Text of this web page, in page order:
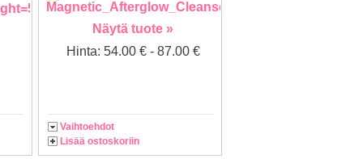
Näytä tuote »
Hinta: 54.00 € - 87.00 €
Vaihtoehdot
Lisää ostoskoriin